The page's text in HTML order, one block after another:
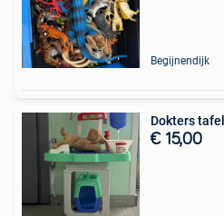
Begijnendijk
Dokters tafel
€ 15,00